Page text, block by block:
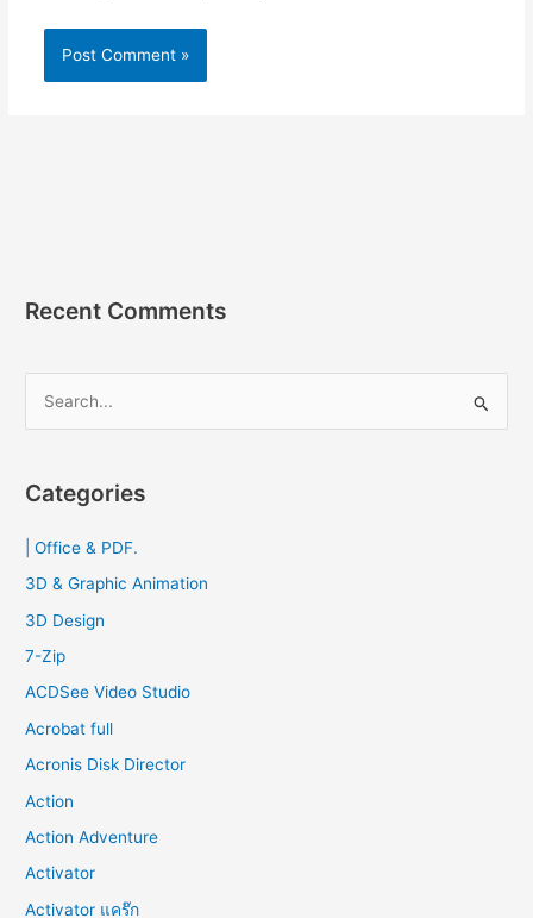
Recent Comments
r
f
o
Categories
| Office & PDF.
3D & Graphic Animation
3D Design
7-Zip
ACDSee Video Studio
Acrobat full
Acronis Disk Director
Action
Action Adventure
Activator
Activator แคร๊ก